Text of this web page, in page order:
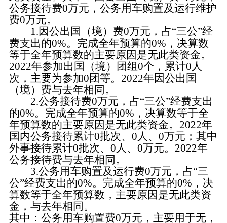
公务接待费0万元，公务用车购置及运行维护
费0万元。
1.因公出国（境）费0万元，占“三公”经
费支出的0%。完成全年预算的0%，决算数
等于全年预算数的主要原因是无此类资金。
2022年参加出国（境）团组0个，累计0人
次，主要为参加0团等。2022年因公出国
（境）费与去年相同。
2.公务接待费0万元，占“三公”经费支出
的0%。完成全年预算的0%，决算数等于全
年预算数的主要原因是无此类资金。2022年
国内公务接待累计0批次、0人、0万元；其中
外事接待累计0批次、0人、0万元。2022年
公务接待费与去年相同。
3.公务用车购置及运行费0万元，占“三
公”经费支出的0%。完成全年预算的0%，决
算数等于全年预算数，主要原因是无此类资
金，与去年相同。
其中：公务用车购置费0万元，主要用于无，